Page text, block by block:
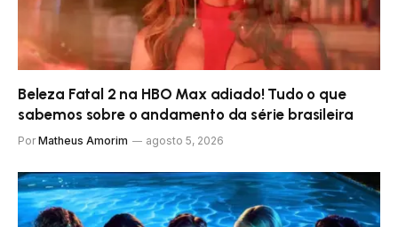
Beleza Fatal 2 na HBO Max adiado! Tudo o que
sabemos sobre o andamento da série brasileira
Por Matheus Amorim agosto 5, 2026